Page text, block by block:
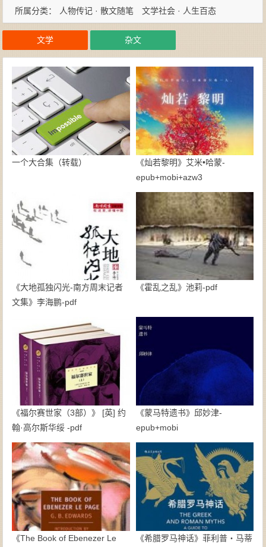
所属分类： 人物传记 · 散文随笔 文学社会 · 人生百态
文学 杂文
一个大合集（转载）
《灿若黎明》艾米•哈蒙-
epub+mobi+azw3
《大地孤独闪光-南方周末记者
文集》李海鹏-pdf
《霍乱之乱》池莉-pdf
《福尔赛世家（3部）》 [英] 约
翰·高尔斯华绥 -pdf
《蒙马特遗书》邱妙津-
epub+mobi
《The Book of Ebenezer Le
《希腊罗马神话》菲利普・马蒂